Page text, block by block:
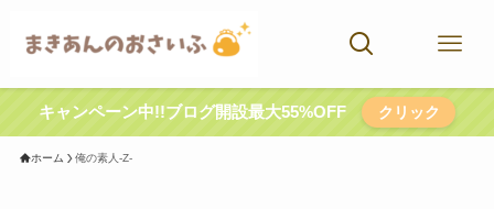
キャンペーン中!!ブログ開設最大55%OFF クリック
ホーム 俺の素人-Z-